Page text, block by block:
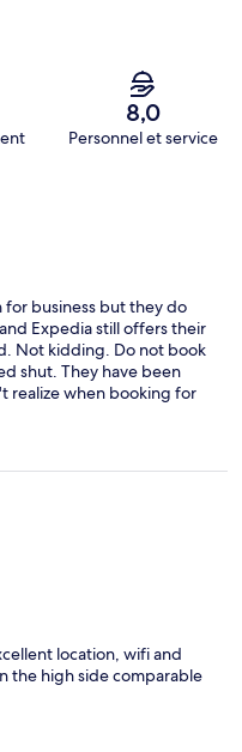
8,0
Personnel et service
for business but they do
Expedia still offers their
Not kidding. Do not book
shut. They have been
realize when booking for
the middle of the redlight
location, wifi and
the high side comparable